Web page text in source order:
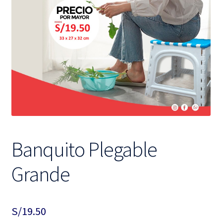
hijo
el
menú
hijo
Banquito Plegable
Grande
S/19.50